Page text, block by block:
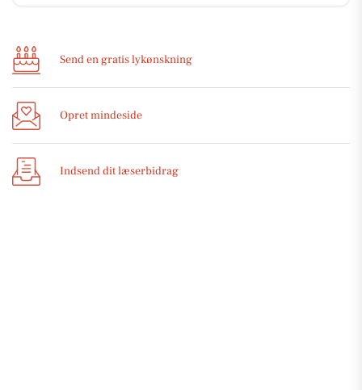
Send en gratis lykønskning
Opret mindeside
Indsend dit læserbidrag